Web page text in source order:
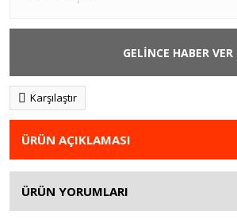
GELİNCE HABER VER
Karşılaştır
ÜRÜN AÇIKLAMASI
ÜRÜN YORUMLARI